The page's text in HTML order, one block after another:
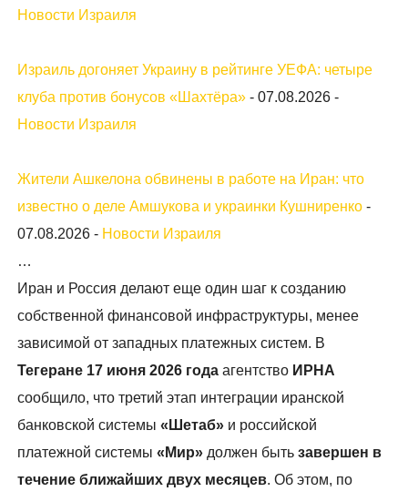
Новости Израиля
Израиль догоняет Украину в рейтинге УЕФА: четыре
клуба против бонусов «Шахтёра» -07.08.2026 -
Новости Израиля
Жители Ашкелона обвинены в работе на Иран: что
известно о деле Амшукова и украинки Кушниренко -
07.08.2026 - Новости Израиля
…
Иран и Россия делают еще один шаг к созданию
собственной финансовой инфраструктуры, менее
зависимой от западных платежных систем. В
Тегеране 17 июня 2026 года агентство ИРНА
сообщило, что третий этап интеграции иранской
банковской системы«Шетаб» и российской
платежной системы«Мир» должен бытьзавершен в
течение ближайших двух месяцев. Об этом, по